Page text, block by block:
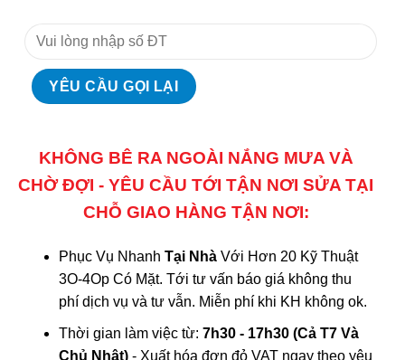
KHÔNG BÊ RA NGOÀI NẮNG MƯA VÀ
CHỜ ĐỢI - YÊU CẦU TỚI TẬN NƠI SỬA TẠI
CHỖ GIAO HÀNG TẬN NƠI:
Phục Vụ Nhanh Tại Nhà Với Hơn 20 Kỹ Thuật
3O-4Op Có Mặt. Tới tư vấn báo giá không thu
phí dịch vụ và tư vẫn. Miễn phí khi KH không ok.
Thời gian làm việc từ: 7h30 - 17h30 (Cả T7 Và
Chủ Nhật) - Xuất hóa đơn đỏ VAT ngay theo yêu